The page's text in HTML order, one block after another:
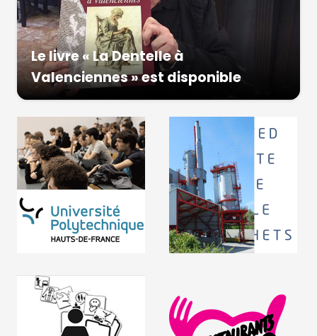
Le livre « La Dentelle à
Valenciennes » est disponible